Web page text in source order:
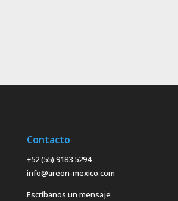
Contacto
+52 (55) 9183 5294
info@areon-mexico.com
Escríbanos un mensaje